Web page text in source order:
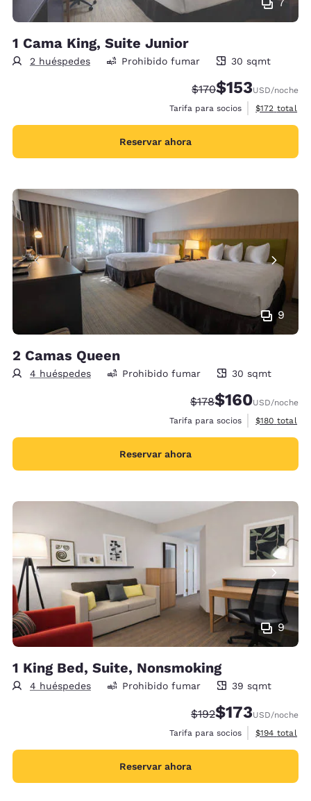
1 Cama King, Suite Junior
2 huéspedes
30 metros cuadrados
Prohibido fumar 30 sqmt
Precio tachado:
$170Precio con
$153USD/noche
Tarifa para socios
Ver detalles
$172 total
Reservar ahora
9
2 Camas Queen
4 huéspedes
30 metros cuadrados
Prohibido fumar 30 sqmt
Precio tachado:
$178Precio con
$160USD/noche
Tarifa para socios
Ver detalles
$180 total
Reservar ahora
9
1 King Bed, Suite, Nonsmoking
4 huéspedes
39 metros cuadrados
Prohibido fumar 39 sqmt
Precio tachado:
$192Precio con
$173USD/noche
Tarifa para socios
Ver detalles
$194 total
Reservar ahora